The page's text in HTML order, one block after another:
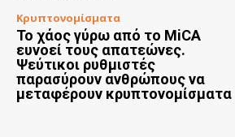
Κρυπτονομίσματα
Το χάος γύρω από το MiCA
ευνοεί τους απατεώνες.
Ψεύτικοι ρυθμιστές
παρασύρουν ανθρώπους να
μεταφέρουν κρυπτονομίσματα